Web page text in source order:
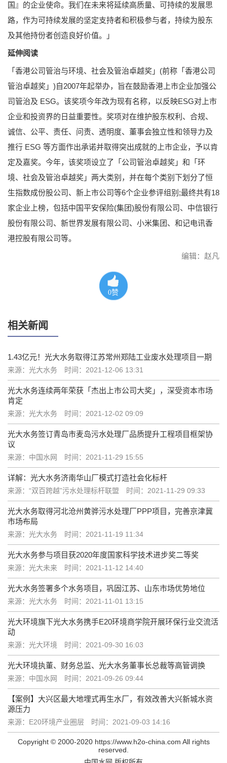
国』的企业使命。我们在未来将延续高质量、可持续的发展思
路，作为可持续发展的坚定支持者和积极参与者，持续为股东
及其他持份者创造良好价值。」
延伸阅读
「香港公司管治与环境、社会及管治卓越奖」(前称「香港公司
管治卓越奖」)自2007年起举办，旨在鼓励香港上市企业加强公
司管治及 ESG。该奖项今年改为现有名称，以反映ESG对上市
企业和投资界的日益重要性。奖项对在维护股东权利、合规、
诚信、公平、责任、问责、透明度、董事会独立性和领导力及
推行 ESG 等方面作出承诺并取得突出成就的上市企业，予以肯
定及嘉奖。今年，该奖项设立了「公司管治卓越奖」和「环
境、社会及管治卓越奖」两大类别，并在每个类别下划分了恒
生指数成份股公司、新上市公司等6个企业参评组别;最终共有18
家企业上榜，包括中国平安保险(集团)股份有限公司、中信银行
股份有限公司、新世界发展有限公司、小米集团、和记电讯香
港控股有限公司等。
编辑：赵凡
0赞
相关新闻
1.43亿元！光大水务取得江苏常州郑陆工业废水处理项目一期
来源：光大水务 时间：2021-12-06 13:31
光大水务连续两年荣获「杰出上市公司大奖」，深受资本市场
肯定
来源：光大水务 时间：2021-12-02 09:09
光大水务签订青岛市麦岛污水处理厂品质提升工程项目框架协
议
来源：中国水网 时间：2021-11-29 15:55
详解：光大水务济南华山厂模式打造社会化标杆
来源：“双百跨越”污水处理标杆联盟 时间：2021-11-29 09:33
光大水务取得河北沧州黄骅污水处理厂PPP项目，完善京津冀
市场布局
来源：光大水务 时间：2021-11-19 11:34
光大水务参与项目获2020年度国家科学技术进步奖二等奖
来源：光大未来 时间：2021-11-12 14:40
光大水务签署多个水务项目，巩固江苏、山东市场优势地位
来源：光大水务 时间：2021-11-01 13:15
光大环境旗下光大水务携手E20环境商学院开展环保行业交流活
动
来源：光大环境 时间：2021-09-30 16:03
光大环境执董、财务总监、光大水务董事长总裁等高管调换
来源：中国水网 时间：2021-09-26 09:44
【案例】大兴区最大地埋式再生水厂，有效改善大兴新城水资
源压力
来源：E20环境产业圈层 时间：2021-09-03 14:16
Copyright © 2000-2020 https://www.h2o-china.com All rights
reserved.